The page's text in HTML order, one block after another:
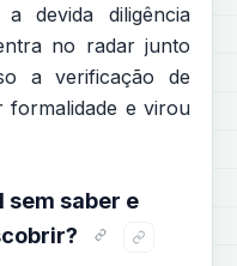
devida diligência
no radar junto
a verificação de
formalidade e virou
sem saber e